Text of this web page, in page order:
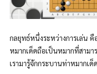
กลยุทธ์หนึ่งระหว่างการเล่น คื
หมากเด็ดถือเป็นหมากที่สาม
เรามารู้จักกระบานท่าหมากเด็